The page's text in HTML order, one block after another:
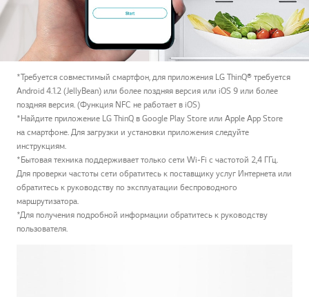
*Требуется совместимый смартфон, для приложения LG ThinQ® требуется
Android 4.1.2 (JellyBean) или более поздняя версия или iOS 9 или более
поздняя версия. (Функция NFC не работает в iOS)
*Найдите приложение LG ThinQ в Google Play Store или Apple App Store
на смартфоне. Для загрузки и установки приложения следуйте
инструкциям.
*Бытовая техника поддерживает только сети Wi-Fi с частотой 2,4 ГГц.
Для проверки частоты сети обратитесь к поставщику услуг Интернета или
обратитесь к руководству по эксплуатации беспроводного
маршрутизатора.
*Для получения подробной информации обратитесь к руководству
пользователя.